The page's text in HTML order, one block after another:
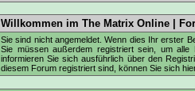
Willkommen im The Matrix Online |
Sie sind nicht angemeldet. Wenn dies Ihr erster
Sie müssen außerdem registriert sein, um
informieren Sie sich ausführlich über den
diesem Forum registriert sind, können Sie sich